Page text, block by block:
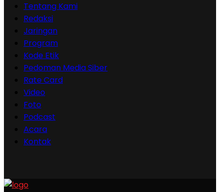
Tentang Kami
Redaksi
Jaringan
Program
Kode Etik
Pedoman Media Siber
Rate Card
Video
Foto
Podcast
Acara
Kontak